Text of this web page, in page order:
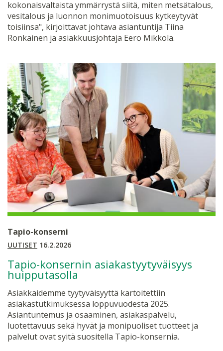
kokonaisvaltaista ymmärrystä siitä, miten metsätalous,
vesitalous ja luonnon monimuotoisuus kytkeytyvät
toisiinsa", kirjoittavat johtava asiantuntija Tiina
Ronkainen ja asiakkuusjohtaja Eero Mikkola.
Tapio-konserni
UUTISET 16.2.2026
Tapio-konsernin asiakastyytyväisyys
huipputasolla
Asiakkaidemme tyytyväisyyttä kartoitettiin
asiakastutkimuksessa loppuvuodesta 2025.
Asiantuntemus ja osaaminen, asiakaspalvelu,
luotettavuus sekä hyvät ja monipuoliset tuotteet ja
palvelut ovat syitä suositella Tapio-konsernia.